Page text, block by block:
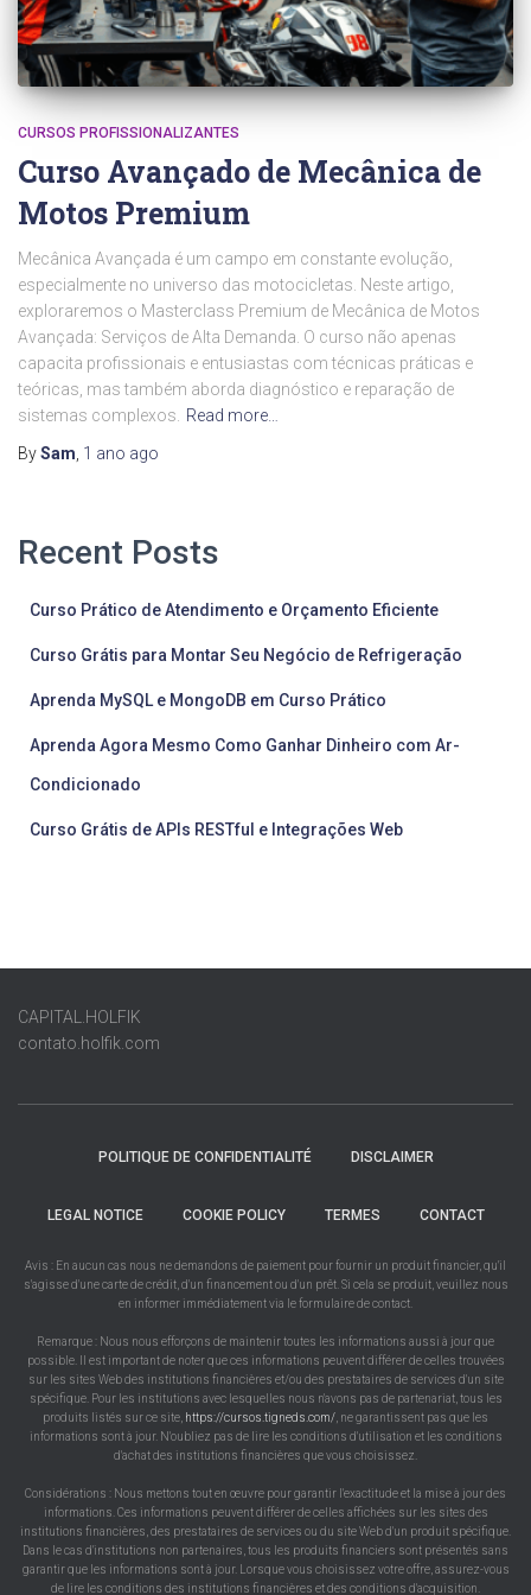
CURSOS PROFISSIONALIZANTES
Curso Avançado de Mecânica de
Motos Premium
Mecânica Avançada é um campo em constante evolução,
especialmente no universo das motocicletas. Neste artigo,
exploraremos o Masterclass Premium de Mecânica de Motos
Avançada: Serviços de Alta Demanda. O curso não apenas
capacita profissionais e entusiastas com técnicas práticas e
teóricas, mas também aborda diagnóstico e reparação de
sistemas complexos.
Read more…
BySam 1 ano ago
Recent Posts
Curso Prático de Atendimento e Orçamento Eficiente
Curso Grátis para Montar Seu Negócio de Refrigeração
Aprenda MySQL e MongoDB em Curso Prático
Aprenda Agora Mesmo Como Ganhar Dinheiro com Ar-
Condicionado
Curso Grátis de APIs RESTful e Integrações Web
CAPITAL.HOLFIK
contato.holfik.com
POLITIQUE DE CONFIDENTIALITÉ DISCLAIMER
LEGAL NOTICE COOKIE POLICY TERMES CONTACT
Avis : En aucun cas nous ne demandons de paiement pour fournir un produit financier, qu'il
s'agisse d'une carte de crédit, d'un financement ou d'un prêt. Si cela se produit, veuillez nous
en informer immédiatement via le formulaire de contact.
Remarque : Nous nous efforçons de maintenir toutes les informations aussi à jour que
possible. Il est important de noter que ces informations peuvent différer de celles trouvées
sur les sites Web des institutions financières et/ou des prestataires de services d'un site
spécifique. Pour les institutions avec lesquelles nous n'avons pas de partenariat, tous les
produits listés sur ce site, https://cursos.tigneds.com/ , ne garantissent pas que les
informations sont à jour. N'oubliez pas de lire les conditions d'utilisation et les conditions
d'achat des institutions financières que vous choisissez.
Considérations : Nous mettons tout en œuvre pour garantir l'exactitude et la mise à jour des
informations. Ces informations peuvent différer de celles affichées sur les sites des
institutions financières, des prestataires de services ou du site Web d'un produit spécifique.
Dans le cas d'institutions non partenaires, tous les produits financiers sont présentés sans
garantir que les informations sont à jour. Lorsque vous choisissez votre offre, assurez-vous
de lire les conditions des institutions financières et des conditions d'acquisition.